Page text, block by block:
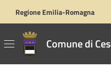
Regione Emilia-Romagna
Comune di